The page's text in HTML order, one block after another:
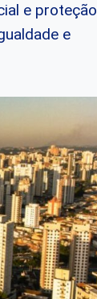
e proteção
e